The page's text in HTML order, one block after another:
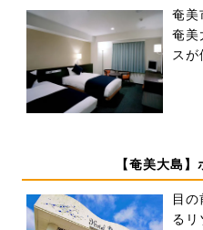
奄美
奄美
スが
【奄美大島
目
るリ